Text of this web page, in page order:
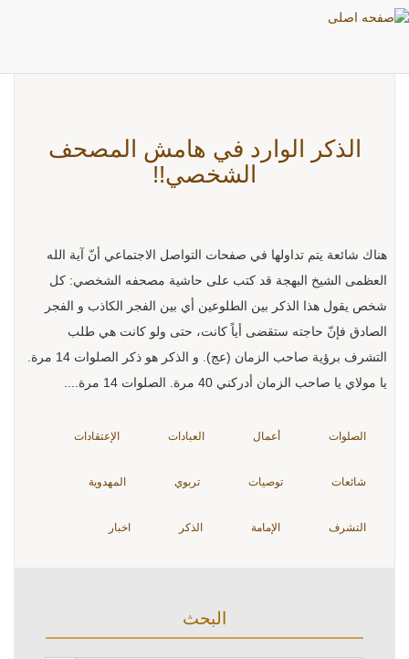
الذكر الوارد في هامش المصحف
الشخصي!!
هناك شائعة يتم تداولها في صفحات التواصل الاجتماعي أنّ آية الله
العظمى الشيخ البهجة قد كتب على حاشية مصحفه الشخصي: كل
شخص يقول هذا الذكر بين الطلوعين أي بين الفجر الكاذب و الفجر
الصادق فإنّ حاجته ستقضى أياً كانت، حتى ولو كانت هي طلب
التشرف برؤية صاحب الزمان (عج). و الذكر هو ذكر الصلوات 14 مرة.
يا مولاي يا صاحب الزمان أدركني 40 مرة. الصلوات 14 مرة....
الصلوات أعمال العبادات الإعتقادات
شائعات توصيات تربوي المهدوية
التشرف الإمامة الذكر اخبار
البحث